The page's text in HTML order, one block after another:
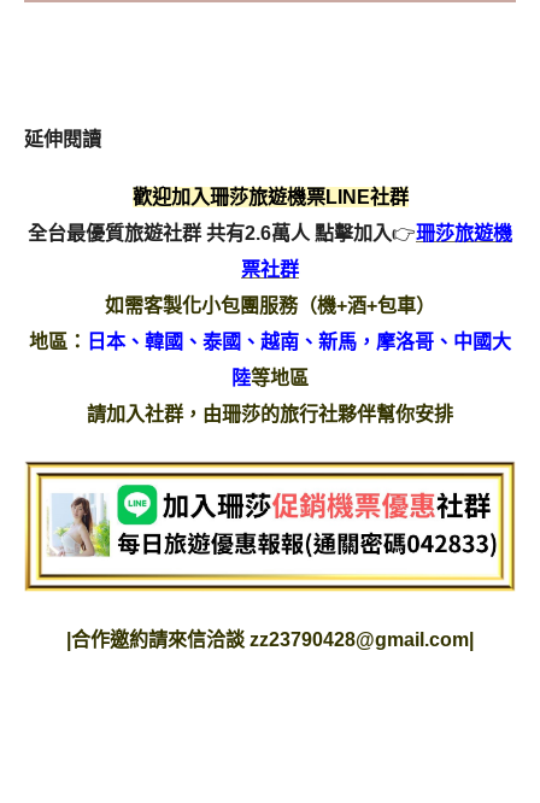
延伸閱讀
歡迎加入珊莎旅遊機票LINE社群
全台最優質旅遊社群 共有2.6萬人點擊加入👉珊莎旅遊機
票社群
如需客製化小包團服務（機+酒+包車）
地區： 日本、韓國、泰國、越南、新馬，摩洛哥、中國大
陸等地區
請加入社群，由珊莎的旅行社夥伴幫你安排
合作邀約請來信洽談 zz23790428@gmail.com